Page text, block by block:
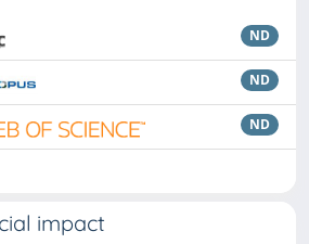
ND
ND
ND
impact